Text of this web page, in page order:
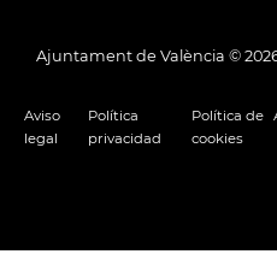
Ajuntament de València ©
Aviso
legal
Política
privacidad
Política de
cookies